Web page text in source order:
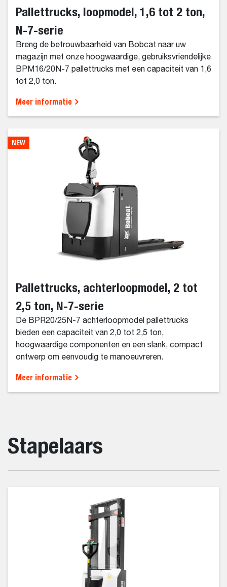
Pallettrucks, loopmodel, 1,6 tot 2 ton,
N-7-serie
Breng de betrouwbaarheid van Bobcat naar uw
magazijn met onze hoogwaardige, gebruiksvriendelijke
BPM16/20N-7 pallettrucks met een capaciteit van 1,6
tot 2,0 ton.
Meer informatie
NEW
Pallettrucks, achterloopmodel, 2 tot
2,5 ton, N-7-serie
De BPR20/25N-7 achterloopmodel pallettrucks
bieden een capaciteit van 2,0 tot 2,5 ton,
hoogwaardige componenten en een slank, compact
ontwerp om eenvoudig te manoeuvreren.
Meer informatie
Stapelaars